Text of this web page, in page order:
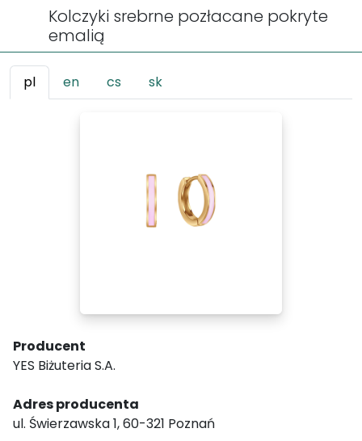
Kolczyki srebrne pozłacane pokryte
emalią
pl en cs sk
Producent
YES Biżuteria S.A.
Adres producenta
ul. Świerzawska 1, 60-321 Poznań